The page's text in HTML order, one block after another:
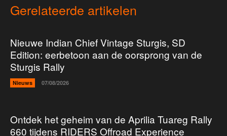
Gerelateerde artikelen
Nieuwe Indian Chief Vintage Sturgis, SD
Edition: eerbetoon aan de oorsprong van de
Sturgis Rally
Nieuws 07/08/2026
Ontdek het geheim van de Aprilia Tuareg Rally
660 tijdens RIDERS Offroad Experience